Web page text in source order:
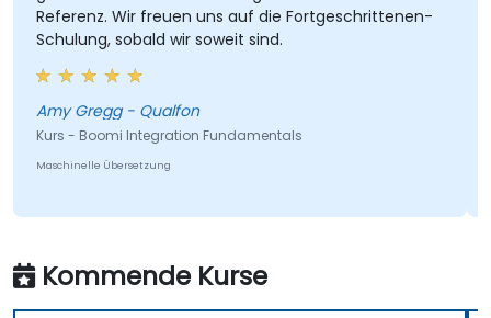
Referenz. Wir freuen uns auf die Fortgeschrittenen-
Schulung, sobald wir soweit sind.
Amy Gregg - Qualfon
Kurs - Boomi Integration Fundamentals
Maschinelle Übersetzung
Kommende Kurse